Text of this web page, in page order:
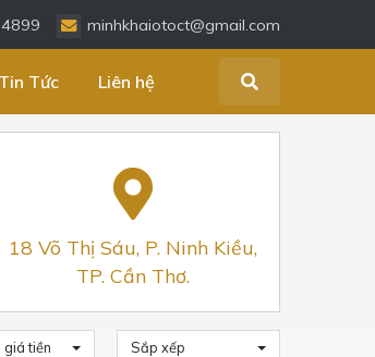
minhkhaiotoct@gmail.com
Tin Tức Liên hệ
18 Võ Thị Sáu, P. Ninh Kiều,
TP. Cần Thơ.
giá tiền Sắp xếp